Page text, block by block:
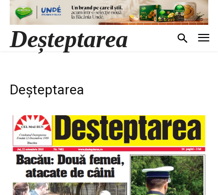
Deșteptarea
Deșteptarea